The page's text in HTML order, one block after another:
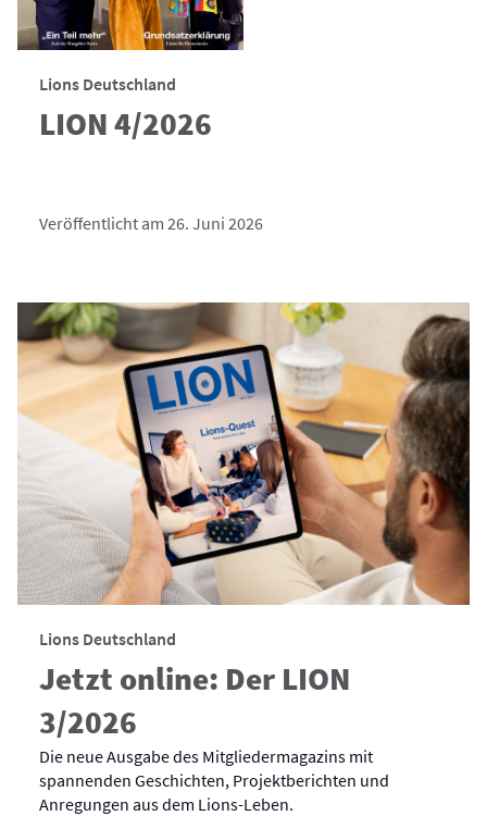
Lions Deutschland
LION 4/2026
Veröffentlicht am 26. Juni 2026
Lions Deutschland
Jetzt online: Der LION
3/2026
Die neue Ausgabe des Mitgliedermagazins mit
spannenden Geschichten, Projektberichten und
Anregungen aus dem Lions-Leben.